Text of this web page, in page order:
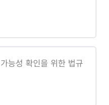
능성 확인을 위한 법규